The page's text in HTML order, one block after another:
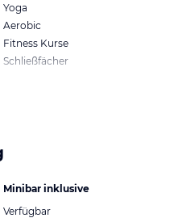
Yoga
Aerobic
Fitness Kurse
Schließfächer
Minibar inklusive
Verfügbar